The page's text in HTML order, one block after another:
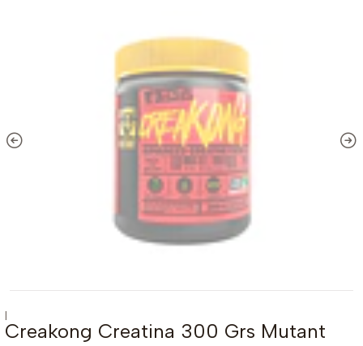
|
Creakong Creatina 300 Grs Mutant